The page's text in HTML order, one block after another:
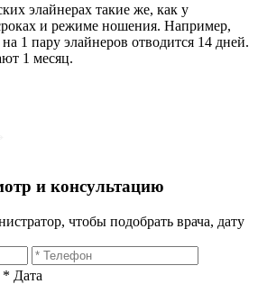
элайнерах такие же, как у
и режиме ношения. Например,
1 пару элайнеров отводится 14 дней.
1 месяц.
и консультацию​
чтобы подобрать врача, дату
* Дата